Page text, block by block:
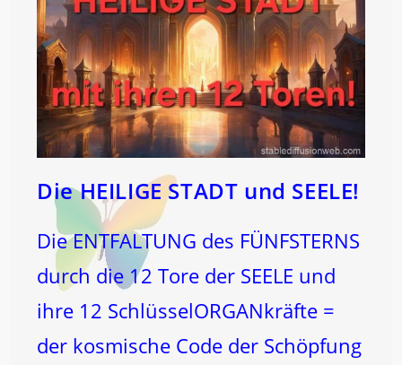
Die HEILIGE STADT und SEELE!
Die ENTFALTUNG des FÜNFSTERNS
durch die 12 Tore der SEELE und
ihre 12 SchlüsselORGANkräfte =
der kosmische Code der Schöpfung